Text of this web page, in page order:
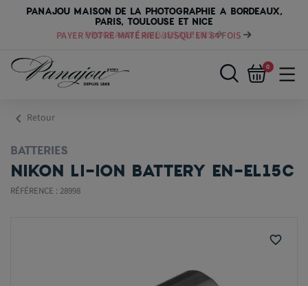
PANAJOU MAISON DE LA PHOTOGRAPHIE A BORDEAUX,
PARIS, TOULOUSE ET NICE
PAYER VOTRE MATÉRIEL JUSQU'EN 84 FOIS
0
chevron_left Retour
BATTERIES
NIKON LI-ION BATTERY EN-EL15C
RÉFÉRENCE : 28998
favorite_border